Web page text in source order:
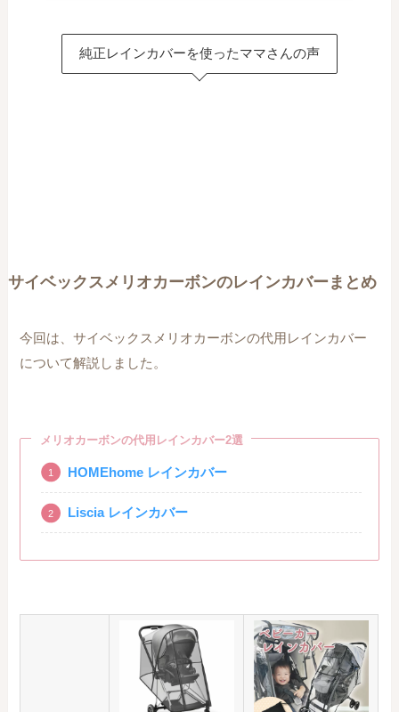
純正レインカバーを使ったママさんの声
サイベックスメリオカーボンのレインカバーまとめ
今回は、サイベックスメリオカーボンの代用レインカバー
について解説しました。
メリオカーボンの代用レインカバー2選
HOMEhome レインカバー
Liscia レインカバー